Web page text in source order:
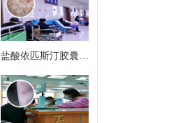
盐酸依匹斯汀胶囊来